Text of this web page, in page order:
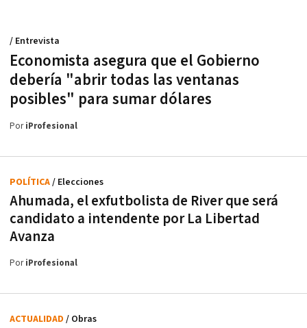
Economista asegura que el Gobierno
debería "abrir todas las ventanas
posibles" para sumar dólares
/ Entrevista
PoriProfesional
Ahumada, el exfutbolista de River que será
candidato a intendente por La Libertad
Avanza
POLÍTICA/ Elecciones
PoriProfesional
ACTUALIDAD / Obras